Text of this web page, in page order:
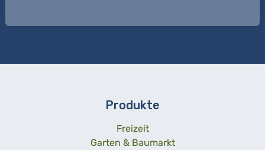
Produkte
Freizeit
Garten & Baumarkt